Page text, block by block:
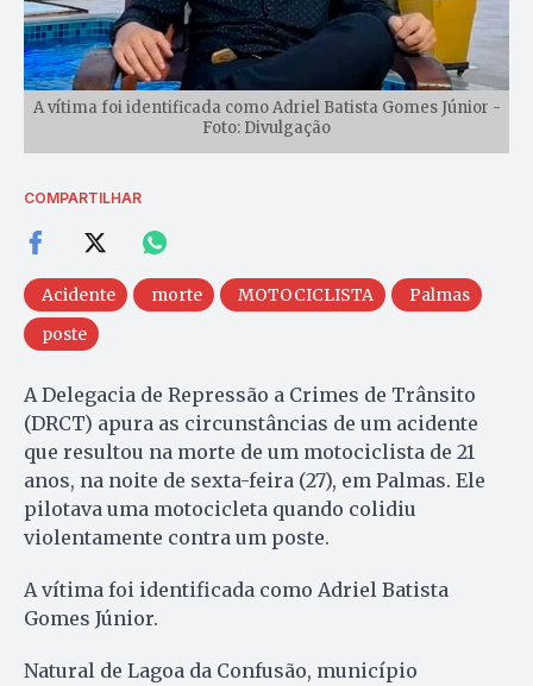
A vítima foi identificada como Adriel Batista Gomes Júnior -
Foto: Divulgação
COMPARTILHAR
Acidente morte MOTOCICLISTA
Palmas
poste
A Delegacia de Repressão a Crimes de Trânsito
(DRCT) apura as circunstâncias de um acidente
que resultou na morte de um motociclista de 21
anos, na noite de sexta-feira (27), em Palmas. Ele
pilotava uma motocicleta quando colidiu
violentamente contra um poste.
A vítima foi identificada como Adriel Batista
Gomes Júnior.
Natural de Lagoa da Confusão, município